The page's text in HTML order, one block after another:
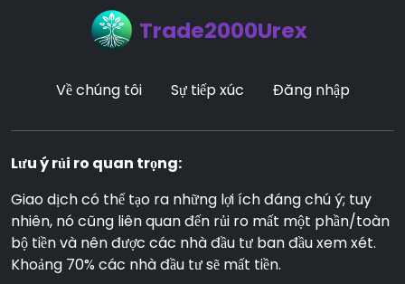
Trade2000Urex
Về chúng tôi Sự tiếp xúc Đăng nhập
Lưu ý rủi ro quan trọng:
Giao dịch có thể tạo ra những lợi ích đáng chú ý; tuy
nhiên, nó cũng liên quan đến rủi ro mất một phần/toàn
bộ tiền và nên được các nhà đầu tư ban đầu xem xét.
Khoảng 70% các nhà đầu tư sẽ mất tiền.